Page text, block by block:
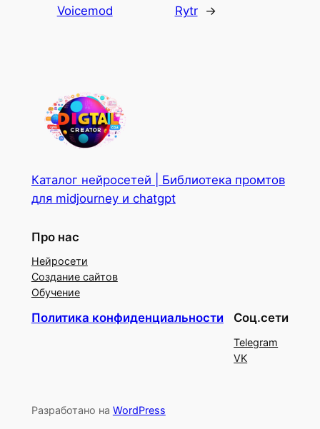
Voicemod
Rytr
→
Каталог нейросетей | Библиотека промтов
для midjourney и chatgpt
Про нас
Нейросети
Создание сайтов
Обучение
Политика конфиденциальности Соц.сети
Telegram
VK
Разработано на WordPress